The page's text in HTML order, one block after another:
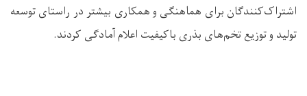
اشتراک‌کنندگان برای هماهنگی و همکاری بیشتر در راستای توسعه
تولید و توزیع تخم‌های بذری باکیفیت اعلام آمادگی کردند.